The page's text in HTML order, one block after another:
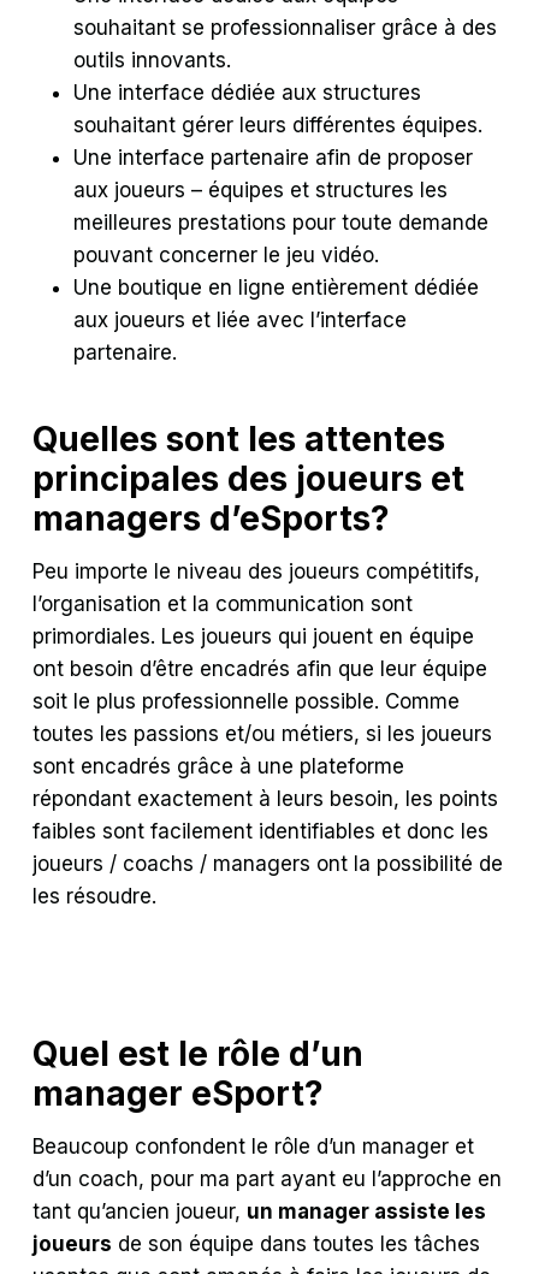
souhaitant se professionnaliser grâce à des
outils innovants.
Une interface dédiée aux structures
souhaitant gérer leurs différentes équipes.
Une interface partenaire afin de proposer
aux joueurs – équipes et structures les
meilleures prestations pour toute demande
pouvant concerner le jeu vidéo.
Une boutique en ligne entièrement dédiée
aux joueurs et liée avec l’interface
partenaire.
Quelles sont les attentes
principales des joueurs et
managers d’eSports?
Peu importe le niveau des joueurs compétitifs,
l’organisation et la communication sont
primordiales. Les joueurs qui jouent en équipe
ont besoin d’être encadrés afin que leur équipe
soit le plus professionnelle possible. Comme
toutes les passions et/ou métiers, si les joueurs
sont encadrés grâce à une plateforme
répondant exactement à leurs besoin, les points
faibles sont facilement identifiables et donc les
joueurs / coachs / managers ont la possibilité de
les résoudre.
Quel est le rôle d’un
manager eSport?
Beaucoup confondent le rôle d’un manager et
d’un coach, pour ma part ayant eu l’approche en
tant qu’ancien joueur, un manager assiste les
joueurs de son équipe dans toutes les tâches